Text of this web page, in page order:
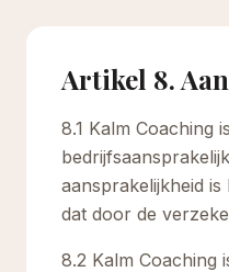
Artikel 8.
8.1 Kalm Coaching
aansprakelijkheid
dat door de
8.2 Kalm Coaching